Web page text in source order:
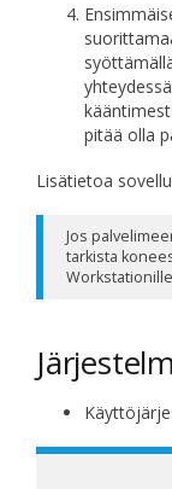
pitää olla
Lisätietoa
Jos
tarkista